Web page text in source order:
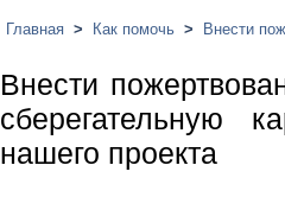
Главная > Как помочь > Внести
Внести
сберегательную
нашего проекта